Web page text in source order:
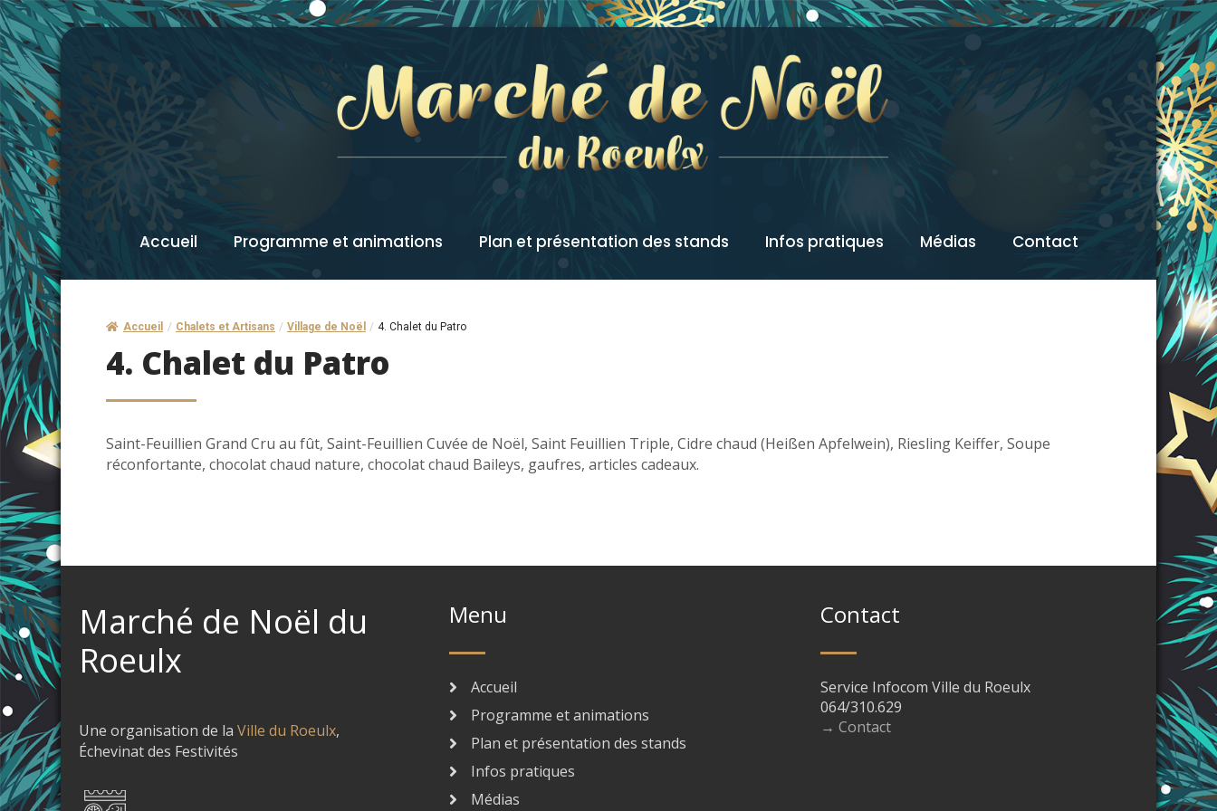
Accueil Programme et animations Plan et présentation des stands Infos pratiques Médias Contact
Accueil / Chalets et Artisans / Village de Noël / 4. Chalet du Patro
4. Chalet du Patro
Saint-Feuillien Grand Cru au fût, Saint-Feuillien Cuvée de Noël, Saint Feuillien Triple, Cidre chaud (Heißen Apfelwein), Riesling Keiffer, Soupe
réconfortante, chocolat chaud nature, chocolat chaud Baileys, gaufres, articles cadeaux.
Marché de Noël du
Roeulx
Une organisation de la Ville du Roeulx,
Échevinat des Festivités
Menu
Accueil
Programme et animations
Plan et présentation des stands
Infos pratiques
Médias
Contact
Service Infocom Ville du Roeulx
064/310.629
→ Contact